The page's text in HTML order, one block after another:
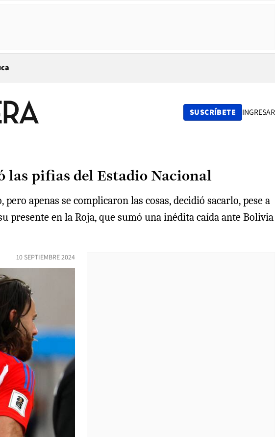
new window
SUSCRÍBETE INGRESAR
las pifias del Estadio Nacional
apenas se complicaron las cosas, decidió sacarlo, pese a
presente en la Roja, que sumó una inédita caída ante Bolivia
10 SEPTIEMBRE 2024